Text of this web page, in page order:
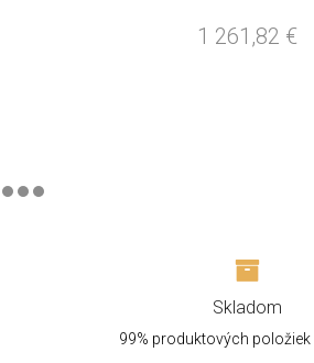
1 261,82 €
Skladom
99% produktových